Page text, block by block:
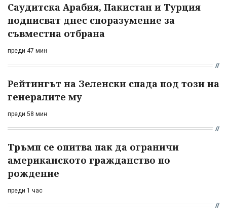
Саудитска Арабия, Пакистан и Турция
подписват днес споразумение за
съвместна отбрана
преди 47 мин
Рейтингът на Зеленски спада под този на
генералите му
преди 58 мин
Тръмп се опитва пак да ограничи
американското гражданство по
рождение
преди 1 час